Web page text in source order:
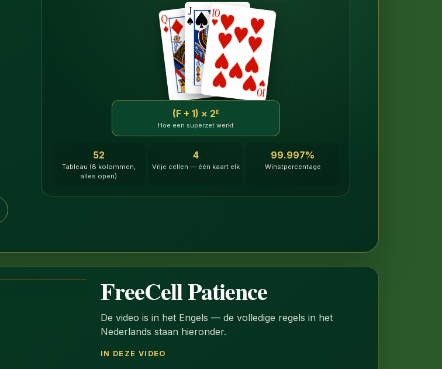
(F + 1) × 2ᴱ
Hoe een superzet werkt
52
Tableau (8 kolommen,
alles open)
4
Vrije cellen — één kaart elk
99.997%
Winstpercentage
FreeCell Patience
De video is in het Engels — de volledige regels in het
Nederlands staan hieronder.
IN DEZE VIDEO